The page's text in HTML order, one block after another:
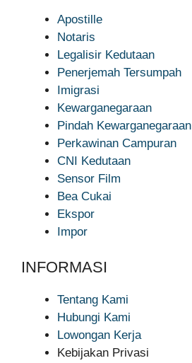
Apostille
Notaris
Legalisir Kedutaan
Penerjemah Tersumpah
Imigrasi
Kewarganegaraan
Pindah Kewarganegaraan
Perkawinan Campuran
CNI Kedutaan
Sensor Film
Bea Cukai
Ekspor
Impor
INFORMASI
Tentang Kami
Hubungi Kami
Lowongan Kerja
Kebijakan Privasi